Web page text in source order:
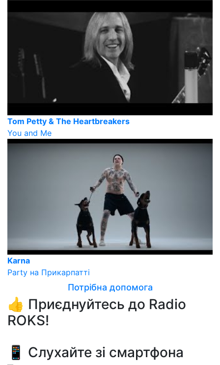
Tom Petty & The Heartbreakers
You and Me
Karna
Party на Прикарпатті
Потрібна допомога
👍 Приєднуйтесь до Radio
ROKS!
📱 Слухайте зі смартфона